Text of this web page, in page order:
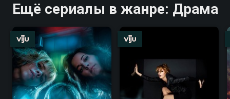
Ещё сериалы в жанре: Драма